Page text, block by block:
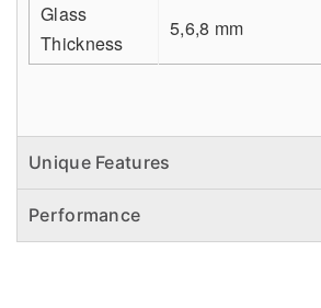
Glass
Thickness
5,6,8 mm
Unique Features
Performance